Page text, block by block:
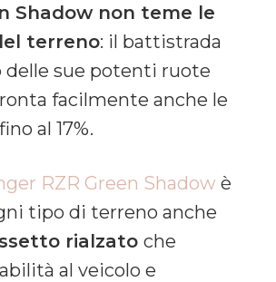
Shadow non teme le
terreno: il battistrada
sue potenti ruote
facilmente anche le
al 17%.
RZR Green Shadow è
tipo di terreno anche
rialzato che
al veicolo e